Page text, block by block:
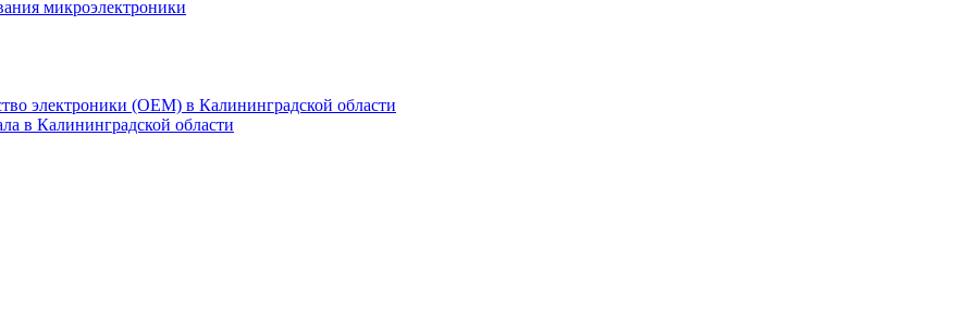
микроэлектроники
электроники (OEM) в Калининградской области
в Калининградской области